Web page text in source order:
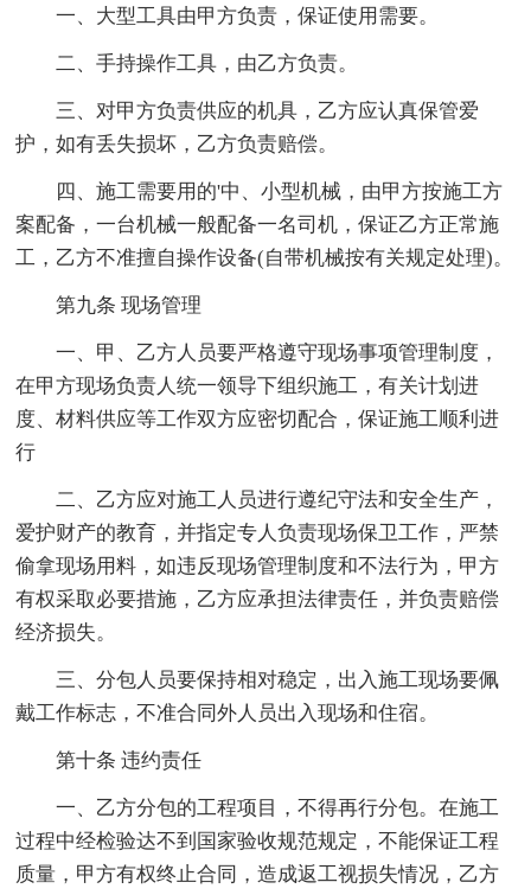
一、大型工具由甲方负责，保证使用需要。
二、手持操作工具，由乙方负责。
三、对甲方负责供应的机具，乙方应认真保管爱
护，如有丢失损坏，乙方负责赔偿。
四、施工需要用的'中、小型机械，由甲方按施工方
案配备，一台机械一般配备一名司机，保证乙方正常施
工，乙方不准擅自操作设备(自带机械按有关规定处理)。
第九条 现场管理
一、甲、乙方人员要严格遵守现场事项管理制度，
在甲方现场负责人统一领导下组织施工，有关计划进
度、材料供应等工作双方应密切配合，保证施工顺利进
行
二、乙方应对施工人员进行遵纪守法和安全生产，
爱护财产的教育，并指定专人负责现场保卫工作，严禁
偷拿现场用料，如违反现场管理制度和不法行为，甲方
有权采取必要措施，乙方应承担法律责任，并负责赔偿
经济损失。
三、分包人员要保持相对稳定，出入施工现场要佩
戴工作标志，不准合同外人员出入现场和住宿。
第十条 违约责任
一、乙方分包的工程项目，不得再行分包。在施工
过程中经检验达不到国家验收规范规定，不能保证工程
质量，甲方有权终止合同，造成返工视损失情况，乙方